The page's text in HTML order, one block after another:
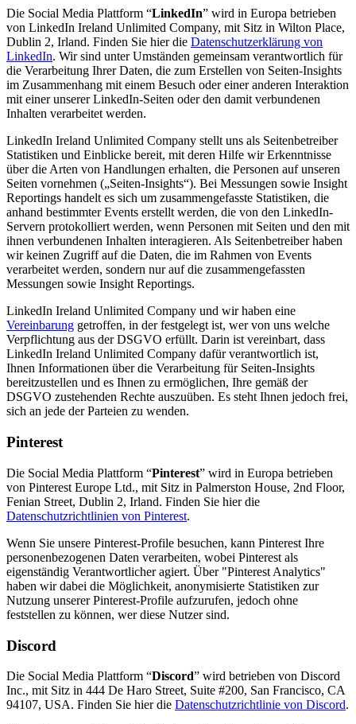
Die Social Media Plattform “LinkedIn” wird in Europa betrieben
von LinkedIn Ireland Unlimited Company, mit Sitz in Wilton Place,
Dublin 2, Irland. Finden Sie hier die Datenschutzerklärung von
LinkedIn. Wir sind unter Umständen gemeinsam verantwortlich für
die Verarbeitung Ihrer Daten, die zum Erstellen von Seiten-Insights
im Zusammenhang mit einem Besuch oder einer anderen Interaktion
mit einer unserer LinkedIn-Seiten oder den damit verbundenen
Inhalten verarbeitet werden.
LinkedIn Ireland Unlimited Company stellt uns als Seitenbetreiber
Statistiken und Einblicke bereit, mit deren Hilfe wir Erkenntnisse
über die Arten von Handlungen erhalten, die Personen auf unseren
Seiten vornehmen („Seiten-Insights“). Bei Messungen sowie Insight
Reportings handelt es sich um zusammengefasste Statistiken, die
anhand bestimmter Events erstellt werden, die von den LinkedIn-
Servern protokolliert werden, wenn Personen mit Seiten und den mit
ihnen verbundenen Inhalten interagieren. Als Seitenbetreiber haben
wir keinen Zugriff auf die Daten, die im Rahmen von Events
verarbeitet werden, sondern nur auf die zusammengefassten
Messungen sowie Insight Reportings.
LinkedIn Ireland Unlimited Company und wir haben eine
Vereinbarung getroffen, in der festgelegt ist, wer von uns welche
Verpflichtung aus der DSGVO erfüllt. Darin ist vereinbart, dass
LinkedIn Ireland Unlimited Company dafür verantwortlich ist,
Ihnen Informationen über die Verarbeitung für Seiten-Insights
bereitzustellen und es Ihnen zu ermöglichen, Ihre gemäß der
DSGVO zustehenden Rechte auszuüben. Es steht Ihnen jedoch frei,
sich an jede der Parteien zu wenden.
Pinterest
Die Social Media Plattform “Pinterest” wird in Europa betrieben
von Pinterest Europe Ltd., mit Sitz in Palmerston House, 2nd Floor,
Fenian Street, Dublin 2, Irland. Finden Sie hier die
Datenschutzrichtlinien von Pinterest.
Wenn Sie unsere Pinterest-Profile besuchen, kann Pinterest Ihre
personenbezogenen Daten verarbeiten, wobei Pinterest als
eigenständig Verantwortlicher agiert. Über "Pinterest Analytics"
haben wir dabei die Möglichkeit, anonymisierte Statistiken zur
Nutzung unserer Pinterest-Profile aufzurufen, jedoch ohne
feststellen zu können, wer diese Nutzer sind.
Discord
Die Social Media Plattform “Discord” wird betrieben von Discord
Inc., mit Sitz in 444 De Haro Street, Suite #200, San Francisco, CA
94107, USA. Finden Sie hier die Datenschutzrichtlinie von Discord.